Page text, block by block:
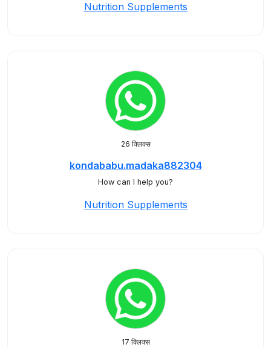
Nutrition Supplements
26 क्लिक्स
kondababu.madaka882304
How can I help you?
Nutrition Supplements
17 क्लिक्स